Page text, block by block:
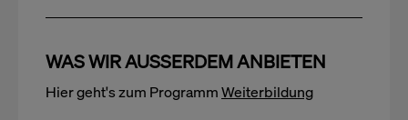
WAS WIR AUSSERDEM ANBIETEN
Hier geht's zum ProgrammWeiterbildung